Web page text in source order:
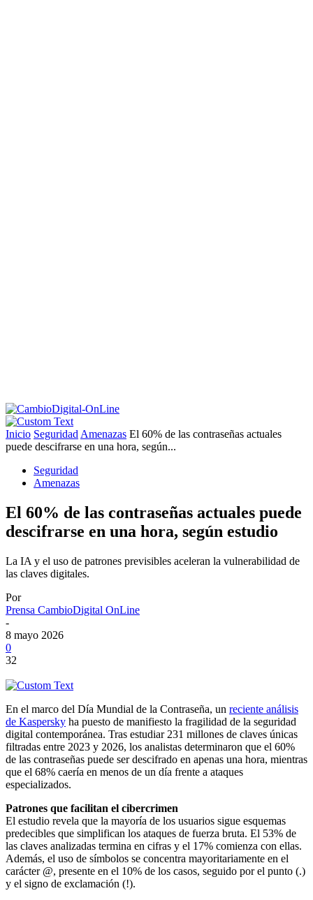
Inicio Seguridad Amenazas El 60% de las contraseñas actuales
puede descifrarse en una hora, según...
Seguridad
Amenazas
El 60% de las contraseñas actuales puede
descifrarse en una hora, según estudio
La IA y el uso de patrones previsibles aceleran la vulnerabilidad de
las claves digitales.
Por
Prensa CambioDigital OnLine
-
8 mayo 2026
0
32
En el marco del Día Mundial de la Contraseña, un reciente análisis
de Kaspersky ha puesto de manifiesto la fragilidad de la seguridad
digital contemporánea. Tras estudiar 231 millones de claves únicas
filtradas entre 2023 y 2026, los analistas determinaron que el 60%
de las contraseñas puede ser descifrado en apenas una hora, mientras
que el 68% caería en menos de un día frente a ataques
especializados.
Patrones que facilitan el cibercrimen
El estudio revela que la mayoría de los usuarios sigue esquemas
predecibles que simplifican los ataques de fuerza bruta. El 53% de
las claves analizadas termina en cifras y el 17% comienza con ellas.
Además, el uso de símbolos se concentra mayoritariamente en el
carácter @, presente en el 10% de los casos, seguido por el punto (.)
y el signo de exclamación (!).